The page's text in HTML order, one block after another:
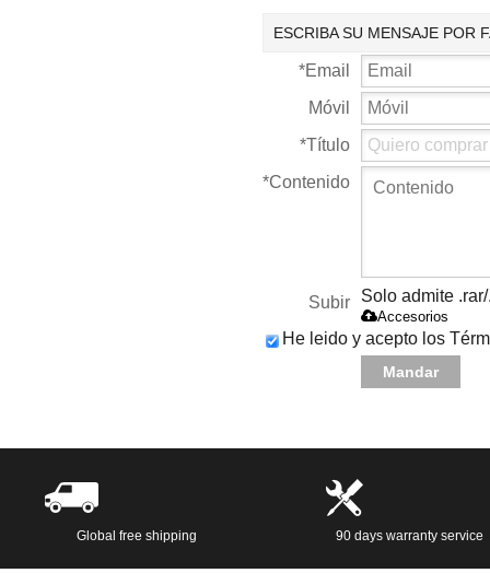
ESCRIBA SU MENSAJE POR
*Email
Móvil
*Título
*Contenido
Subir Solo admite
Accesorios
He leido y acepto los
Mandar
Global free shipping 90 days warranty service